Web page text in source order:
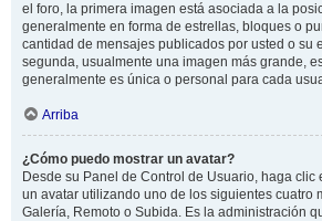
el foro, la primera imagen está asociada a la
generalmente en forma de estrellas, bloques o
cantidad de mensajes publicados por usted o su
segunda, usualmente una imagen más grande,
generalmente es única o personal para cada
Arriba
¿Cómo puedo mostrar un avatar?
Desde su Panel de Control de Usuario, haga clic
un avatar utilizando uno de los siguientes cuatro
Galería, Remoto o Subida. Es la administración